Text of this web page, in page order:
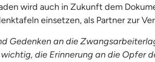
wird auch in Zukunft dem
einsetzen, als Partner zur
Gedenken an die
die Erinnerung an die Opfer